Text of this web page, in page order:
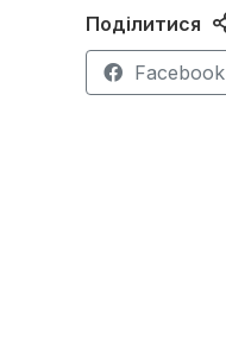
Поділитися
Facebook